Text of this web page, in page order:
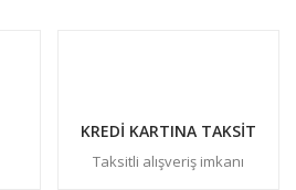
KREDİ KARTINA TAKSİT
Taksitli alışveriş imkanı